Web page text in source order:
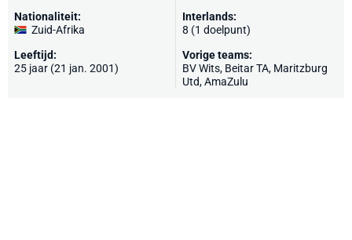
Nationaliteit:
Zuid-Afrika
Leeftijd:
25 jaar (21 jan. 2001)
Interlands:
8 (1 doelpunt)
Vorige teams:
BV Wits, Beitar TA, Maritzburg
Utd, AmaZulu